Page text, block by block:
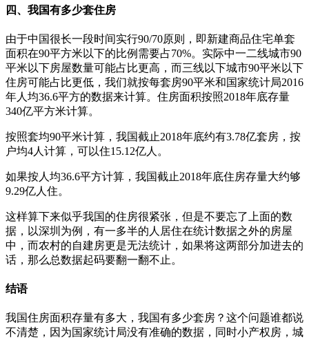
四、我国有多少套住房
由于中国很长一段时间实行90/70原则，即新建商品住宅单套
面积在90平方米以下的比例需要占70%。实际中一二线城市90
平米以下房屋数量可能占比更高，而三线以下城市90平米以下
住房可能占比更低，我们就按每套房90平米和国家统计局2016
年人均36.6平方的数据来计算。住房面积按照2018年底存量
340亿平方米计算。
按照套均90平米计算，我国截止2018年底约有3.78亿套房，按
户均4人计算，可以住15.12亿人。
如果按人均36.6平方计算，我国截止2018年底住房存量大约够
9.29亿人住。
这样算下来似乎我国的住房很紧张，但是不要忘了上面的数
据，以深圳为例，有一多半的人居住在统计数据之外的房屋
中，而农村的自建房更是无法统计，如果将这两部分加进去的
话，那么总数据起码要翻一翻不止。
结语
我国住房面积存量有多大，我国有多少套房？这个问题谁都说
不清楚，因为国家统计局没有准确的数据，同时小产权房，城